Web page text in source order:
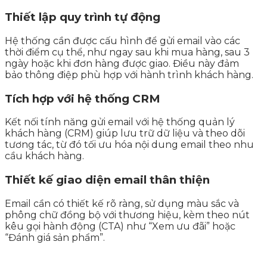
Thiết lập quy trình tự động
Hệ thống cần được cấu hình để gửi email vào các
thời điểm cụ thể, như ngay sau khi mua hàng, sau 3
ngày hoặc khi đơn hàng được giao. Điều này đảm
bảo thông điệp phù hợp với hành trình khách hàng.
Tích hợp với hệ thống CRM
Kết nối tính năng gửi email với hệ thống quản lý
khách hàng (CRM) giúp lưu trữ dữ liệu và theo dõi
tương tác, từ đó tối ưu hóa nội dung email theo nhu
cầu khách hàng.
Thiết kế giao diện email thân thiện
Email cần có thiết kế rõ ràng, sử dụng màu sắc và
phông chữ đồng bộ với thương hiệu, kèm theo nút
kêu gọi hành động (CTA) như “Xem ưu đãi” hoặc
“Đánh giá sản phẩm”.